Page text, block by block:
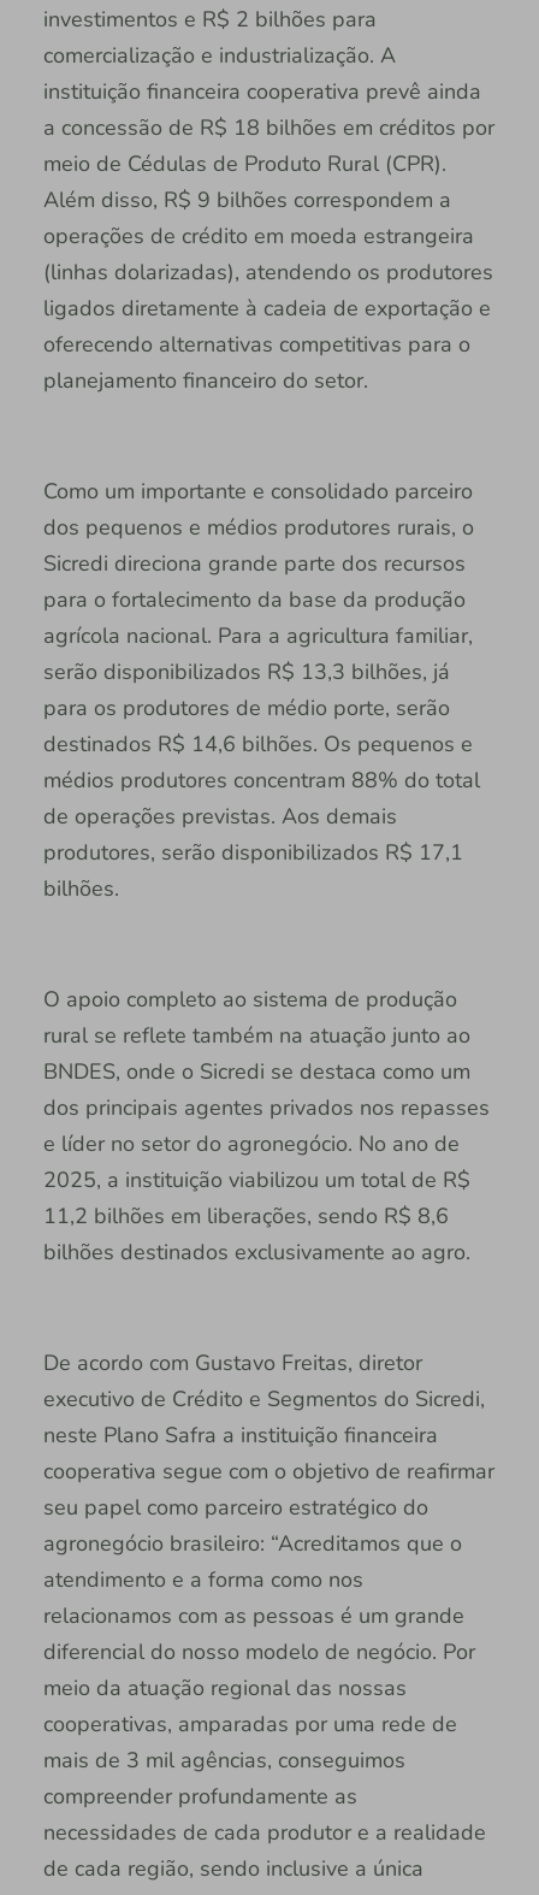
investimentos e R$ 2 bilhões para
comercialização e industrialização. A
instituição financeira cooperativa prevê ainda
a concessão de R$ 18 bilhões em créditos por
meio de Cédulas de Produto Rural (CPR).
Além disso, R$ 9 bilhões correspondem a
operações de crédito em moeda estrangeira
(linhas dolarizadas), atendendo os produtores
ligados diretamente à cadeia de exportação e
oferecendo alternativas competitivas para o
planejamento financeiro do setor.
Como um importante e consolidado parceiro
dos pequenos e médios produtores rurais, o
Sicredi direciona grande parte dos recursos
para o fortalecimento da base da produção
agrícola nacional. Para a agricultura familiar,
serão disponibilizados R$ 13,3 bilhões, já
para os produtores de médio porte, serão
destinados R$ 14,6 bilhões. Os pequenos e
médios produtores concentram 88% do total
de operações previstas. Aos demais
produtores, serão disponibilizados R$ 17,1
bilhões.
O apoio completo ao sistema de produção
rural se reflete também na atuação junto ao
BNDES, onde o Sicredi se destaca como um
dos principais agentes privados nos repasses
e líder no setor do agronegócio. No ano de
2025, a instituição viabilizou um total de R$
11,2 bilhões em liberações, sendo R$ 8,6
bilhões destinados exclusivamente ao agro.
De acordo com Gustavo Freitas, diretor
executivo de Crédito e Segmentos do Sicredi,
neste Plano Safra a instituição financeira
cooperativa segue com o objetivo de reafirmar
seu papel como parceiro estratégico do
agronegócio brasileiro: “Acreditamos que o
atendimento e a forma como nos
relacionamos com as pessoas é um grande
diferencial do nosso modelo de negócio. Por
meio da atuação regional das nossas
cooperativas, amparadas por uma rede de
mais de 3 mil agências, conseguimos
compreender profundamente as
necessidades de cada produtor e a realidade
de cada região, sendo inclusive a única